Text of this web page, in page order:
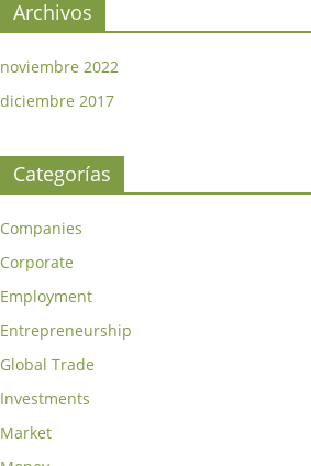
Archivos
noviembre 2022
diciembre 2017
Categorías
Companies
Corporate
Employment
Entrepreneurship
Global Trade
Investments
Market